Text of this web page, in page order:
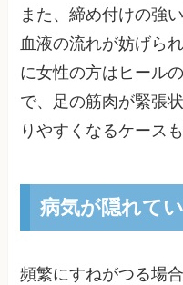
また、締め付けの強
血液の流れが妨げら
に女性の方はヒール
で、足の筋肉が緊張
りやすくなるケース
病気が隠れて
頻繁にすねがつる場